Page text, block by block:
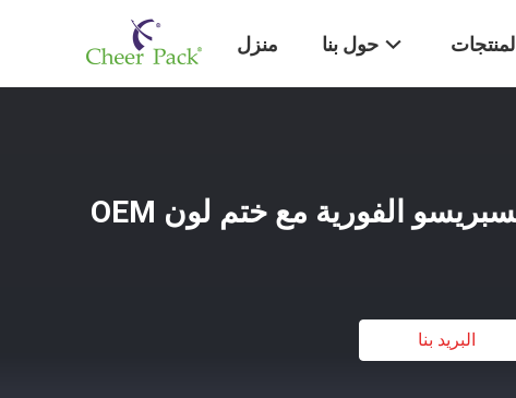
منزل حول بنا المنتجات
البريد بنا